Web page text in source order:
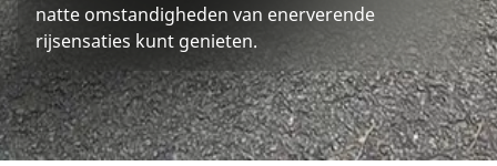
natte omstandigheden van enerverende
rijsensaties kunt genieten.